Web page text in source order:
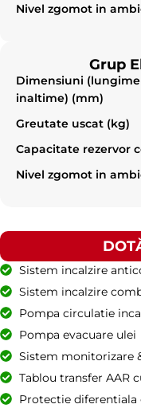
Nivel zgomot in
Grup
Dimensiuni
inaltime) (mm)
Greutate uscat (kg)
Capacitate rezervor
Nivel zgomot in
Sistem incalzire
Sistem incalzire
Pompa circulatie
Pompa evacuare ulei
Sistem monitorizare
Tablou transfer AAR
Protectie diferentiala